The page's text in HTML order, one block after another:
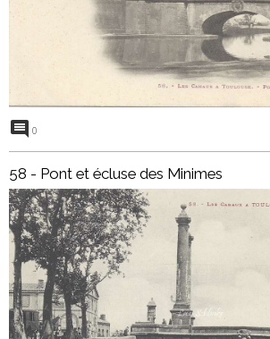
0
58 - Pont et écluse des Minimes